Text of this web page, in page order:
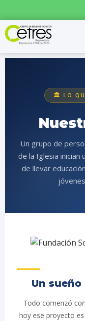
🏛️ LO
Un grupo de
de la Iglesia inician
de llevar
Un
Todo comenzó
hoy ese proyecto